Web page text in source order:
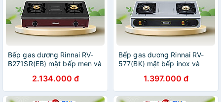
Bếp gas dương Rinnai RV-
B271SR(EB) mặt bếp men và
2.134.000 đ
Bếp gas dương Rinnai RV-
577(BK) mặt bếp inox và
1.397.000 đ